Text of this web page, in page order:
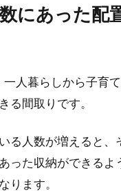
にあった配
一人暮らしから子育
る間取りです。
る人数が増えると、
った収納ができるよ
ります。